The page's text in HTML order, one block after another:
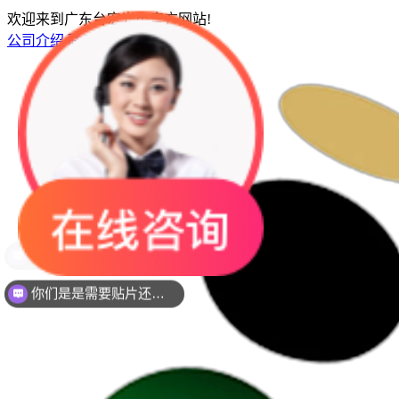
欢迎来到广东台宏光电官方网站!
公司介绍 联系我们 网站地图
你们是是需要贴片还是插件灯珠呢？